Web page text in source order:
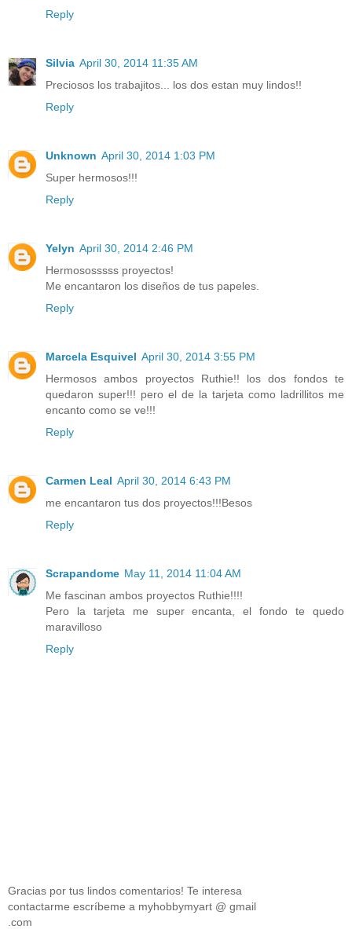
Reply
Silvia April 30, 2014 11:35 AM
Preciosos los trabajitos... los dos estan muy lindos!!
Reply
Unknown April 30, 2014 1:03 PM
Super hermosos!!!
Reply
Yelyn April 30, 2014 2:46 PM
Hermososssss proyectos!
Me encantaron los diseños de tus papeles.
Reply
Marcela Esquivel April 30, 2014 3:55 PM
Hermosos ambos proyectos Ruthie!! los dos fondos te
quedaron super!!! pero el de la tarjeta como ladrillitos me
encanto como se ve!!!
Reply
Carmen Leal April 30, 2014 6:43 PM
me encantaron tus dos proyectos!!!Besos
Reply
Scrapandome May 11, 2014 11:04 AM
Me fascinan ambos proyectos Ruthie!!!!
Pero la tarjeta me super encanta, el fondo te quedo
maravilloso
Reply
Gracias por tus lindos comentarios! Te interesa
contactarme escríbeme a myhobbymyart @ gmail
.com